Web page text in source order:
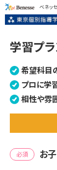
ベネッ
学習プ
希望科目
プロに学
相性や雰
必須 お